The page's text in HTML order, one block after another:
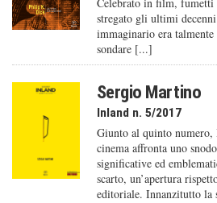
Celebrato in film,
stregato gli ultimi
immaginario era
sondare [...]
Sergio Martino
Inland n. 5/2017
Giunto al quinto
cinema affronta uno
significative ed
scarto, un’apertura
editoriale. Innanzitutto la